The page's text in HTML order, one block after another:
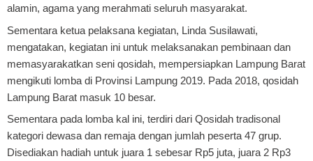
alamin, agama yang merahmati seluruh masyarakat.
Sementara ketua pelaksana kegiatan, Linda Susilawati,
mengatakan, kegiatan ini untuk melaksanakan pembinaan dan
memasyarakatkan seni qosidah, mempersiapkan Lampung Barat
mengikuti lomba di Provinsi Lampung 2019. Pada 2018, qosidah
Lampung Barat masuk 10 besar.
Sementara pada lomba kal ini, terdiri dari Qosidah tradisonal
kategori dewasa dan remaja dengan jumlah peserta 47 grup.
Disediakan hadiah untuk juara 1 sebesar Rp5 juta, juara 2 Rp3